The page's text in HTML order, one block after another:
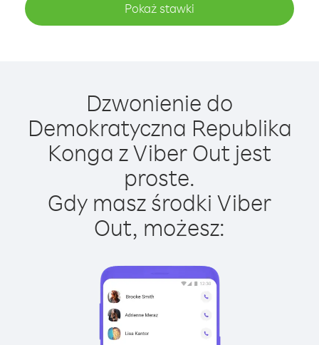
Pokaż stawki
Dzwonienie do
Demokratyczna Republika
Konga z Viber Out jest
proste.
Gdy masz środki Viber
Out, możesz: